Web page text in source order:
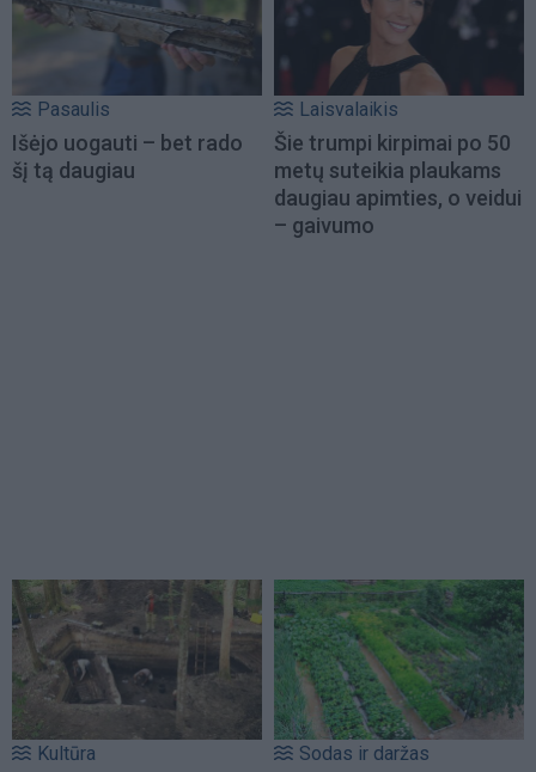
Pasaulis
Išėjo uogauti – bet rado
šį tą daugiau
Laisvalaikis
Šie trumpi kirpimai po 50
metų suteikia plaukams
daugiau apimties, o veidui
– gaivumo
Kultūra Sodas ir daržas